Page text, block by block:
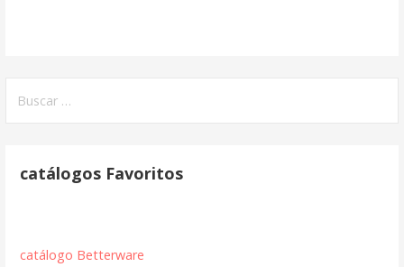
catálogos Favoritos
catálogo Betterware